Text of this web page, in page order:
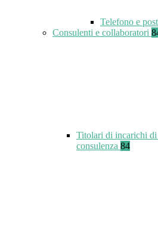
Telefono e
Consulenti e collaboratori
Titolari di incarichi
consulenza 84